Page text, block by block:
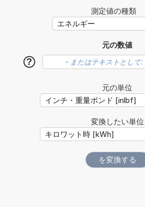
測定値の種類
元の数値
?
元の単位
変換したい単位